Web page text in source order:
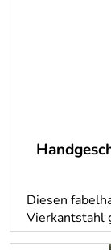
Diesen
Vierkantstahl